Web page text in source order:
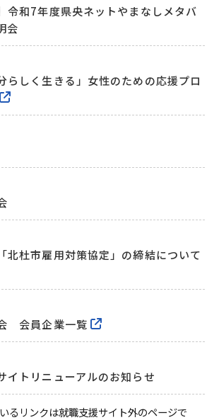
令和7年度県央ネットやまなしメタバ
会
らしく生きる」女性のための応援プロ
北杜市雇用対策協定」の締結について
会員企業一覧
イトリニューアルのお知らせ
るリンクは就職支援サイト外のページで